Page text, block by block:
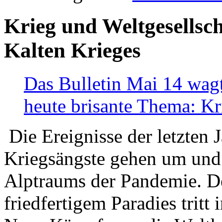
Krieg und
Kalten Krieges
Das Bulletin Mai 14
heute brisante Thema:
Die Ereignisse der letzten
Kriegsängste gehen um
Alptraums der Pandemie.
friedfertigem Paradies tritt